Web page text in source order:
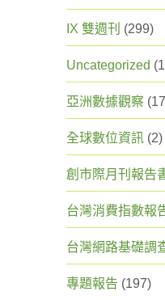
IX 雙週刊 (299)
Uncategorized
亞洲數據觀察
全球數位資訊 (2)
創市際月刊報告
台灣消費指數報
台灣網路基礎調
專題報告 (197)